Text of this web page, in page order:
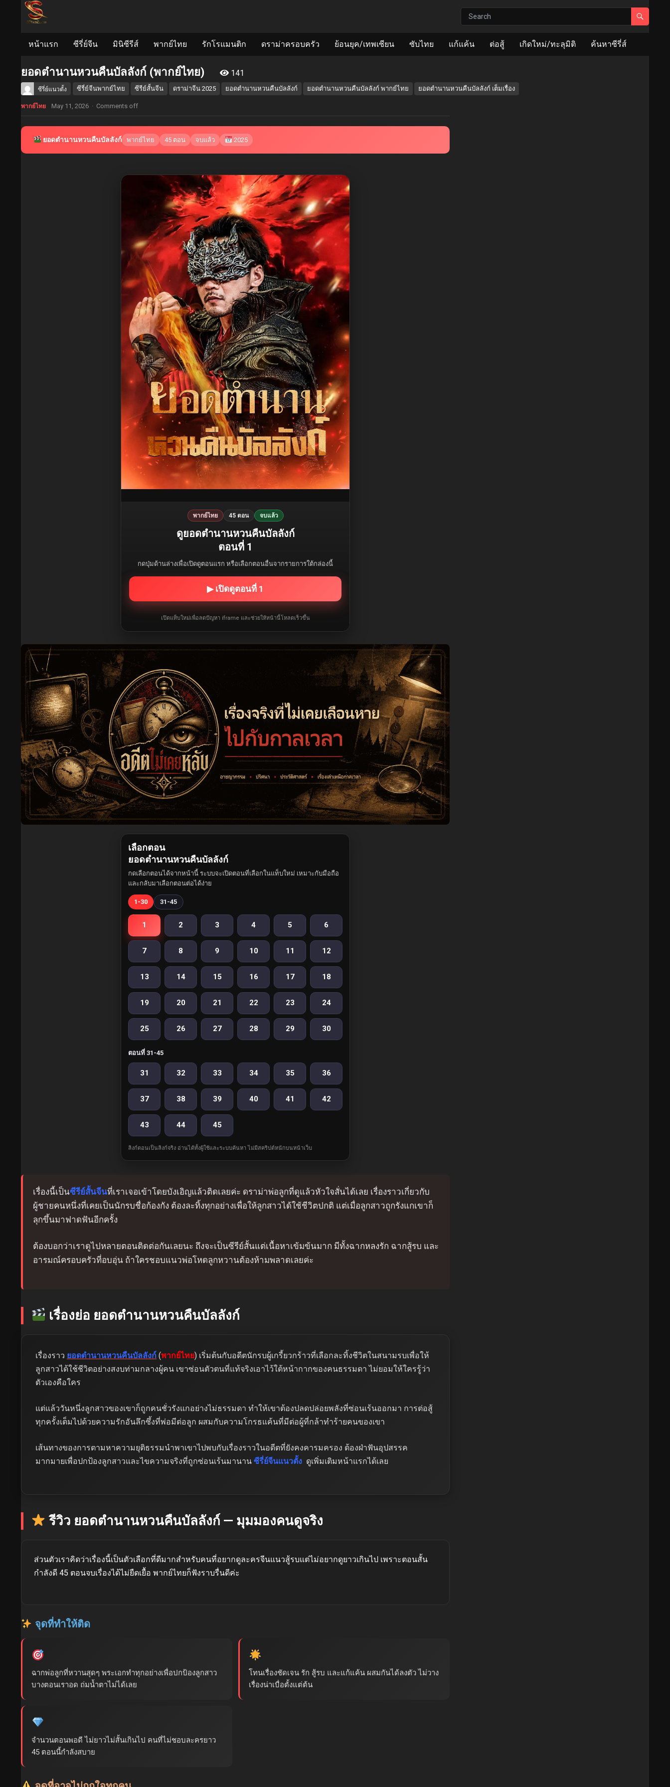
หน้าแรก ซีรี่ย์จีน มินิซีรีส์ พากย์ไทย รักโรแมนติก ดราม่าครอบครัว ย้อนยุค/เทพเซียน ซับไทย แก้แค้น ต่อสู้ เกิดใหม่/ทะลุมิติ ค้นหาซีรี่ส์
ยอดตำนานหวนคืนบัลลังก์ (พากย์ไทย) 141
ซีรี่ย์แนวตั้ง ซีรี่ย์จีนพากย์ไทย ซีรีย์สั้นจีน ดราม่าจีน 2025 ยอดตำนานหวนคืนบัลลังก์ ยอดตำนานหวนคืนบัลลังก์ พากย์ไทย ยอดตำนานหวนคืนบัลลังก์ เต็มเรื่อง
พากย์ไทย May 11, 2026 · Comments off
ยอดตำนานหวนคืนบัลลังก์ พากย์ไทย 45 ตอน จบแล้ว 2025
พากย์ไทย 45 ตอน จบแล้ว
ดูยอดตำนานหวนคืนบัลลังก์
ตอนที่ 1
กดปุ่มด้านล่างเพื่อเปิดดูตอนแรก หรือเลือกตอนอื่นจากรายการใต้กล่องนี้
▶ เปิดดูตอนที่ 1
เปิดแท็บใหม่เพื่อลดปัญหา iframe และช่วยให้หน้านี้โหลดเร็วขึ้น
เลือกตอน
ยอดตำนานหวนคืนบัลลังก์
กดเลือกตอนได้จากหน้านี้ ระบบจะเปิดตอนที่เลือกในแท็บใหม่ เหมาะกับมือถือ
และกลับมาเลือกตอนต่อได้ง่าย
1-30 31-45
1 2 3 4 5 6
7 8 9 10 11 12
13 14 15 16 17 18
19 20 21 22 23 24
25 26 27 28 29 30
ตอนที่ 31-45
31 32 33 34 35 36
37 38 39 40 41 42
43 44 45
ลิงก์ตอนเป็นลิงก์จริง อ่านได้ทั้งผู้ใช้และระบบค้นหา ไม่มีสคริปต์หนักบนหน้าเว็บ
เรื่องนี้เป็นซีรีย์สั้นจีนที่เราเจอเข้าโดยบังเอิญแล้วติดเลยค่ะ ดราม่าพ่อลูกที่ดูแล้วหัวใจสั่นได้เลย เรื่องราวเกี่ยวกับ
ผู้ชายคนหนึ่งที่เคยเป็นนักรบชื่อก้องกัง ต้องละทิ้งทุกอย่างเพื่อให้ลูกสาวได้ใช้ชีวิตปกติ แต่เมื่อลูกสาวถูกรังแกเขาก็
ลุกขึ้นมาฟาดฟันอีกครั้ง
ต้องบอกว่าเราดูไปหลายตอนติดต่อกันเลยนะ ถึงจะเป็นซีรีย์สั้นแต่เนื้อหาเข้มข้นมาก มีทั้งฉากหลงรัก ฉากสู้รบ และ
อารมณ์ครอบครัวที่อบอุ่น ถ้าใครชอบแนวพ่อโหดลูกหวานต้องห้ามพลาดเลยค่ะ
เรื่องย่อ ยอดตำนานหวนคืนบัลลังก์
เรื่องราว ยอดตำนานหวนคืนบัลลังก์ (พากย์ไทย) เริ่มต้นกับอดีตนักรบผู้เกรี้ยวกร้าวที่เลือกละทิ้งชีวิตในสนามรบเพื่อให้
ลูกสาวได้ใช้ชีวิตอย่างสงบท่ามกลางผู้คน เขาซ่อนตัวตนที่แท้จริงเอาไว้ใต้หน้ากากของคนธรรมดา ไม่ยอมให้ใครรู้ว่า
ตัวเองคือใคร
แต่แล้ววันหนึ่งลูกสาวของเขาก็ถูกคนชั่วรังแกอย่างไม่ธรรมดา ทำให้เขาต้องปลดปล่อยพลังที่ซ่อนเร้นออกมา การต่อสู้
ทุกครั้งเต็มไปด้วยความรักอันลึกซึ้งที่พ่อมีต่อลูก ผสมกับความโกรธแค้นที่มีต่อผู้ที่กล้าทำร้ายคนของเขา
เส้นทางของการตามหาความยุติธรรมนำพาเขาไปพบกับเรื่องราวในอดีตที่ยังคงคารมครอง ต้องฝ่าฟันอุปสรรค
มากมายเพื่อปกป้องลูกสาวและไขความจริงที่ถูกซ่อนเร้นมานาน ซีรี่ย์จีนแนวตั้ง ดูเพิ่มเติมหน้าแรกได้เลย
รีวิว ยอดตำนานหวนคืนบัลลังก์ — มุมมองคนดูจริง
ส่วนตัวเราคิดว่าเรื่องนี้เป็นตัวเลือกที่ดีมากสำหรับคนที่อยากดูละครจีนแนวสู้รบแต่ไม่อยากดูยาวเกินไป เพราะตอนสั้น
กำลังดี 45 ตอนจบเรื่องได้ไม่ยืดเยื้อ พากย์ไทยก็ฟังราบรื่นดีค่ะ
จุดที่ทำให้ติด
ฉากพ่อลูกที่หวานสุดๆ พระเอกทำทุกอย่างเพื่อปกป้องลูกสาว
บางตอนเราอด ถ่มน้ำตาไม่ได้เลย
โทนเรื่องชัดเจน รัก สู้รบ และแก้แค้น ผสมกันได้ลงตัว ไม่วาง
เรื่องน่าเบื่อตั้งแต่ต้น
จำนวนตอนพอดี ไม่ยาวไม่สั้นเกินไป คนที่ไม่ชอบละครยาว
45 ตอนนี้กำลังสบาย